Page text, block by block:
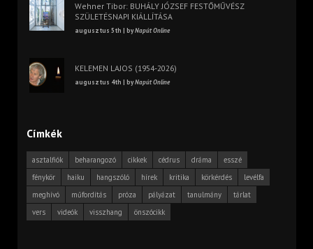
Wehner Tibor: BUHÁLY JÓZSEF FESTŐMŰVÉSZ
SZÜLETÉSNAPI KIÁLLÍTÁSA
augusztus 5th | byNapút Online
KELEMEN LAJOS (1954-2026)
augusztus 4th | byNapút Online
Címkék
asztalfiók beharangozó cikkek cédrus dráma
esszé
fénykör
haiku hangszóló hírek kritika körkérdés
levélfa
meghívó
műfordítás próza pályázat tanulmány
tárlat
vers
videók visszhang önszócikk